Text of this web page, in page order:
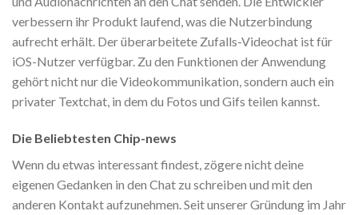
verbessern ihr Produkt laufend, was die Nutzerbindung
aufrecht erhält. Der überarbeitete Zufalls-Videochat ist für
iOS-Nutzer verfügbar. Zu den Funktionen der Anwendung
gehört nicht nur die Videokommunikation, sondern auch ein
privater Textchat, in dem du Fotos und Gifs teilen kannst.
Die Beliebtesten Chip-news
Wenn du etwas interessant findest, zögere nicht deine
eigenen Gedanken in den Chat zu schreiben und mit den
anderen Kontakt aufzunehmen. Seit unserer Gründung im Jahr